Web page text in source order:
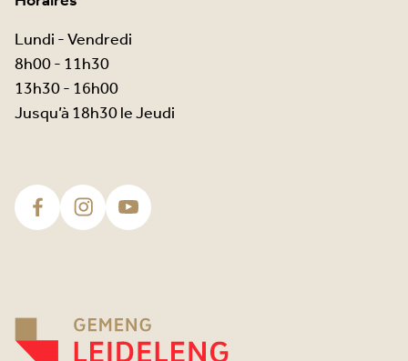
Lundi - Vendredi
8h00 - 11h30
13h30 - 16h00
Jusqu’à 18h30 le Jeudi